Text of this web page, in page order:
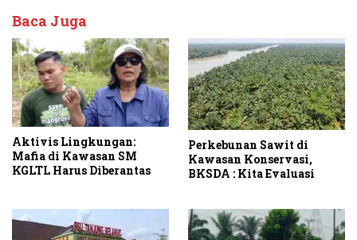
Baca Juga
Aktivis Lingkungan:
Mafia di Kawasan SM
KGLTL Harus Diberantas
Perkebunan Sawit di
Kawasan Konservasi,
BKSDA : Kita Evaluasi